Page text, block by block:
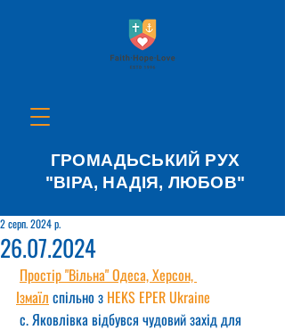
ГРОМАДЬСЬКИЙ РУХ
"ВІРА, НАДІЯ, ЛЮБОВ"
26.07.2024
2 серп. 2024 р.
Простір "Вільна" Одеса, Херсон,
Ізмаїл спільно з HEKS EPER Ukraine
с. Яковлівка відбувся чудовий захід для